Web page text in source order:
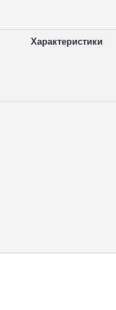
Характеристики